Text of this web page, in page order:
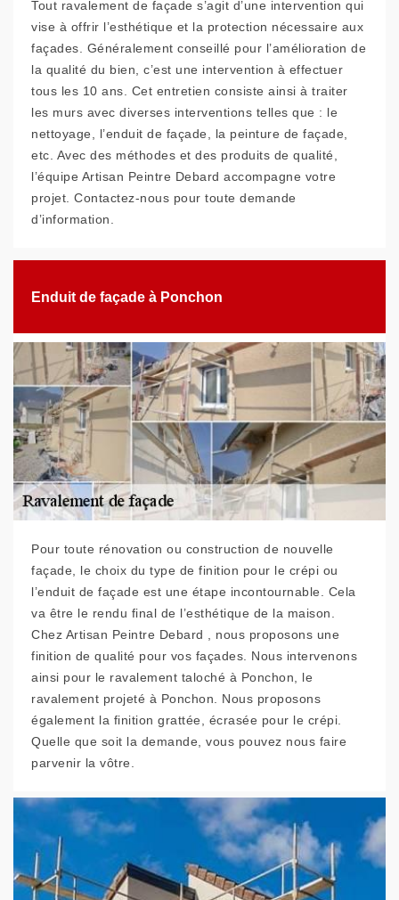
Tout ravalement de façade s’agit d’une intervention qui
vise à offrir l’esthétique et la protection nécessaire aux
façades. Généralement conseillé pour l’amélioration de
la qualité du bien, c’est une intervention à effectuer
tous les 10 ans. Cet entretien consiste ainsi à traiter
les murs avec diverses interventions telles que : le
nettoyage, l’enduit de façade, la peinture de façade,
etc. Avec des méthodes et des produits de qualité,
l’équipe Artisan Peintre Debard accompagne votre
projet. Contactez-nous pour toute demande
d’information.
Enduit de façade à Ponchon
Pour toute rénovation ou construction de nouvelle
façade, le choix du type de finition pour le crépi ou
l’enduit de façade est une étape incontournable. Cela
va être le rendu final de l’esthétique de la maison.
Chez Artisan Peintre Debard , nous proposons une
finition de qualité pour vos façades. Nous intervenons
ainsi pour le ravalement taloché à Ponchon, le
ravalement projeté à Ponchon. Nous proposons
également la finition grattée, écrasée pour le crépi.
Quelle que soit la demande, vous pouvez nous faire
parvenir la vôtre.